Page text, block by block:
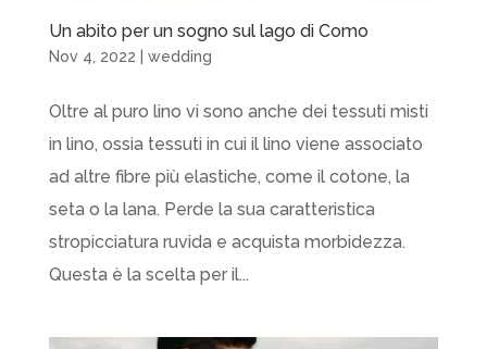
Un abito per un sogno sul lago di Como
Nov 4, 2022 wedding
Oltre al puro lino vi sono anche dei tessuti misti
in lino, ossia tessuti in cui il lino viene associato
ad altre fibre più elastiche, come il cotone, la
seta o la lana. Perde la sua caratteristica
stropicciatura ruvida e acquista morbidezza.
Questa è la scelta per il...